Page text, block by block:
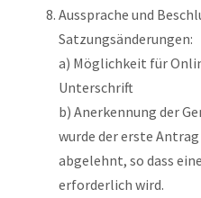
Aussprache und
Satzungsänderungen:
a) Möglichkeit für
Unterschrift
b) Anerkennung der
wurde der erste
abgelehnt, so dass
erforderlich wird.